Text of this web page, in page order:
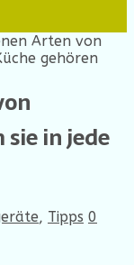
Arten von
gehören
in jede
, Tipps 0